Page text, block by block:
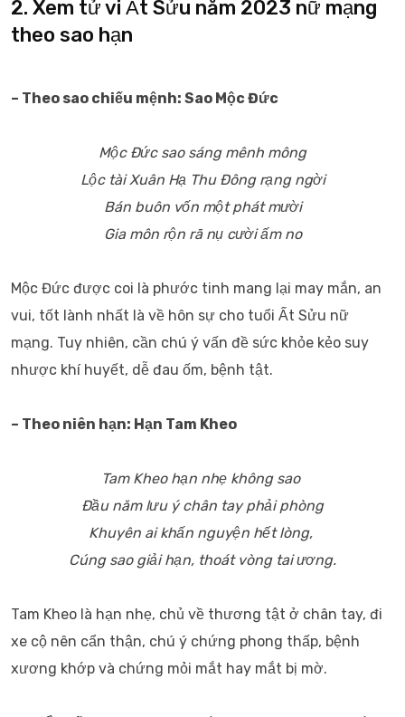
2. Xem tử vi Ất Sửu năm 2023 nữ mạng
theo sao hạn
– Theo sao chiếu mệnh: Sao Mộc Đức
Mộc Đức sao sáng mênh mông
Lộc tài Xuân Hạ Thu Đông rạng ngời
Bán buôn vốn một phát mười
Gia môn rộn rã nụ cười ấm no
Mộc Đức được coi là phước tinh mang lại may mắn, an
vui, tốt lành nhất là về hôn sự cho tuổi Ất Sửu nữ
mạng. Tuy nhiên, cần chú ý vấn đề sức khỏe kẻo suy
nhược khí huyết, dễ đau ốm, bệnh tật.
– Theo niên hạn: Hạn Tam Kheo
Tam Kheo hạn nhẹ không sao
Đầu năm lưu ý chân tay phải phòng
Khuyên ai khấn nguyện hết lòng,
Cúng sao giải hạn, thoát vòng tai ương.
Tam Kheo là hạn nhẹ, chủ về thương tật ở chân tay, đi
xe cộ nên cẩn thận, chú ý chứng phong thấp, bệnh
xương khớp và chứng mỏi mắt hay mắt bị mờ.